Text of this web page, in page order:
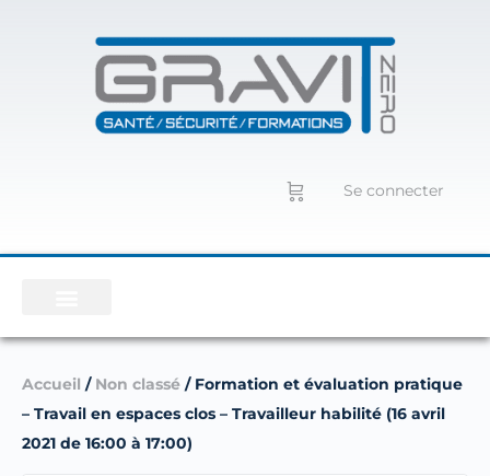
Se connecter
Accueil / Non classé / Formation et évaluation pratique
– Travail en espaces clos – Travailleur habilité (16 avril
2021 de 16:00 à 17:00)